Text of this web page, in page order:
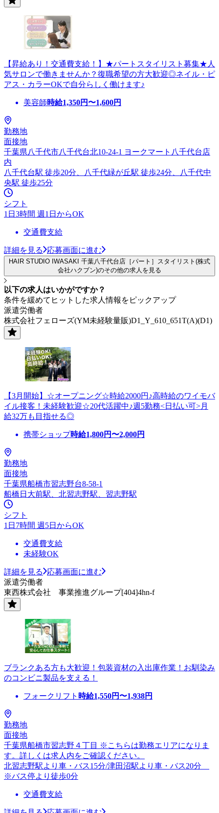
【昇給あり！交通費支給！】★パートスタイリスト募集★人
気サロンで働きませんか？復職希望の方大歓迎◎ネイル・ピ
アス・カラーOKで自分らしく働けます♪
美容師時給1,350円〜1,600円
勤務地
面接地
千葉県八千代市八千代台北10-24-1 ヨークマート八千代台店
内
八千代台駅 徒歩20分、八千代緑が丘駅 徒歩24分、八千代中
央駅 徒歩25分
シフト
1日3時間 週1日からOK
交通費支給
詳細を見る 応募画面に進む
HAIR STUDIO IWASAKI 千葉八千代台店［パート］スタイリスト(株式
会社ハクブン)のその他の求人を見る
以下の求人はいかがですか？
条件を緩めてヒットした求人情報をピックアップ
派遣労働者
株式会社フェローズ(YM未経験量販)D1_Y_610_651T(A)(D1)
【3月開始】☆オープニング☆時給2000円♪高時給のワイモバ
イル接客！未経験歓迎☆20代活躍中♪週5勤務<日払い可>月
給32万も目指せる◎
携帯ショップ時給1,800円〜2,000円
勤務地
面接地
千葉県船橋市習志野台8-58-1
船橋日大前駅、北習志野駅、習志野駅
シフト
1日7時間 週5日からOK
交通費支給
未経験OK
詳細を見る
応募画面に進む
派遣労働者
東西株式会社 事業推進グループ[404]4hn-f
ブランクある方も大歓迎！包装資材の入出庫作業！お馴染み
のコンビニ製品を支える！
フォークリフト 時給1,550円〜1,938円
勤務地
面接地
千葉県船橋市習志野４丁目 ※こちらは勤務エリアになりま
す。詳しくは求人内をご確認ください。
北習志野駅より車・バス15分/津田沼駅より車・バス20分
※バス停より徒歩0分
交通費支給